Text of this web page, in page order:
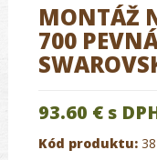
MONTÁŽ
700
93.60 € s
Kód produktu: